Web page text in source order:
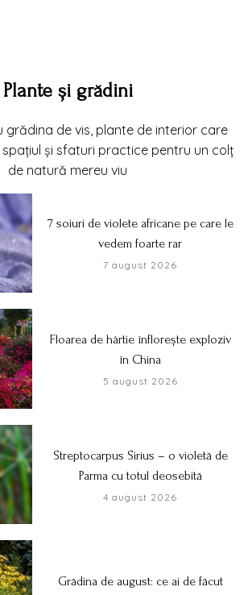
Plante și grădini
grădina de vis, plante de interior care
și sfaturi practice pentru un colț
de natură mereu viu
7 soiuri de violete africane pe care le
vedem foarte rar
7 august 2026
Floarea de hârtie înflorește exploziv
în China
5 august 2026
Streptocarpus Sirius – o violetă de
Parma cu totul deosebită
4 august 2026
Grădina de august: ce ai de făcut